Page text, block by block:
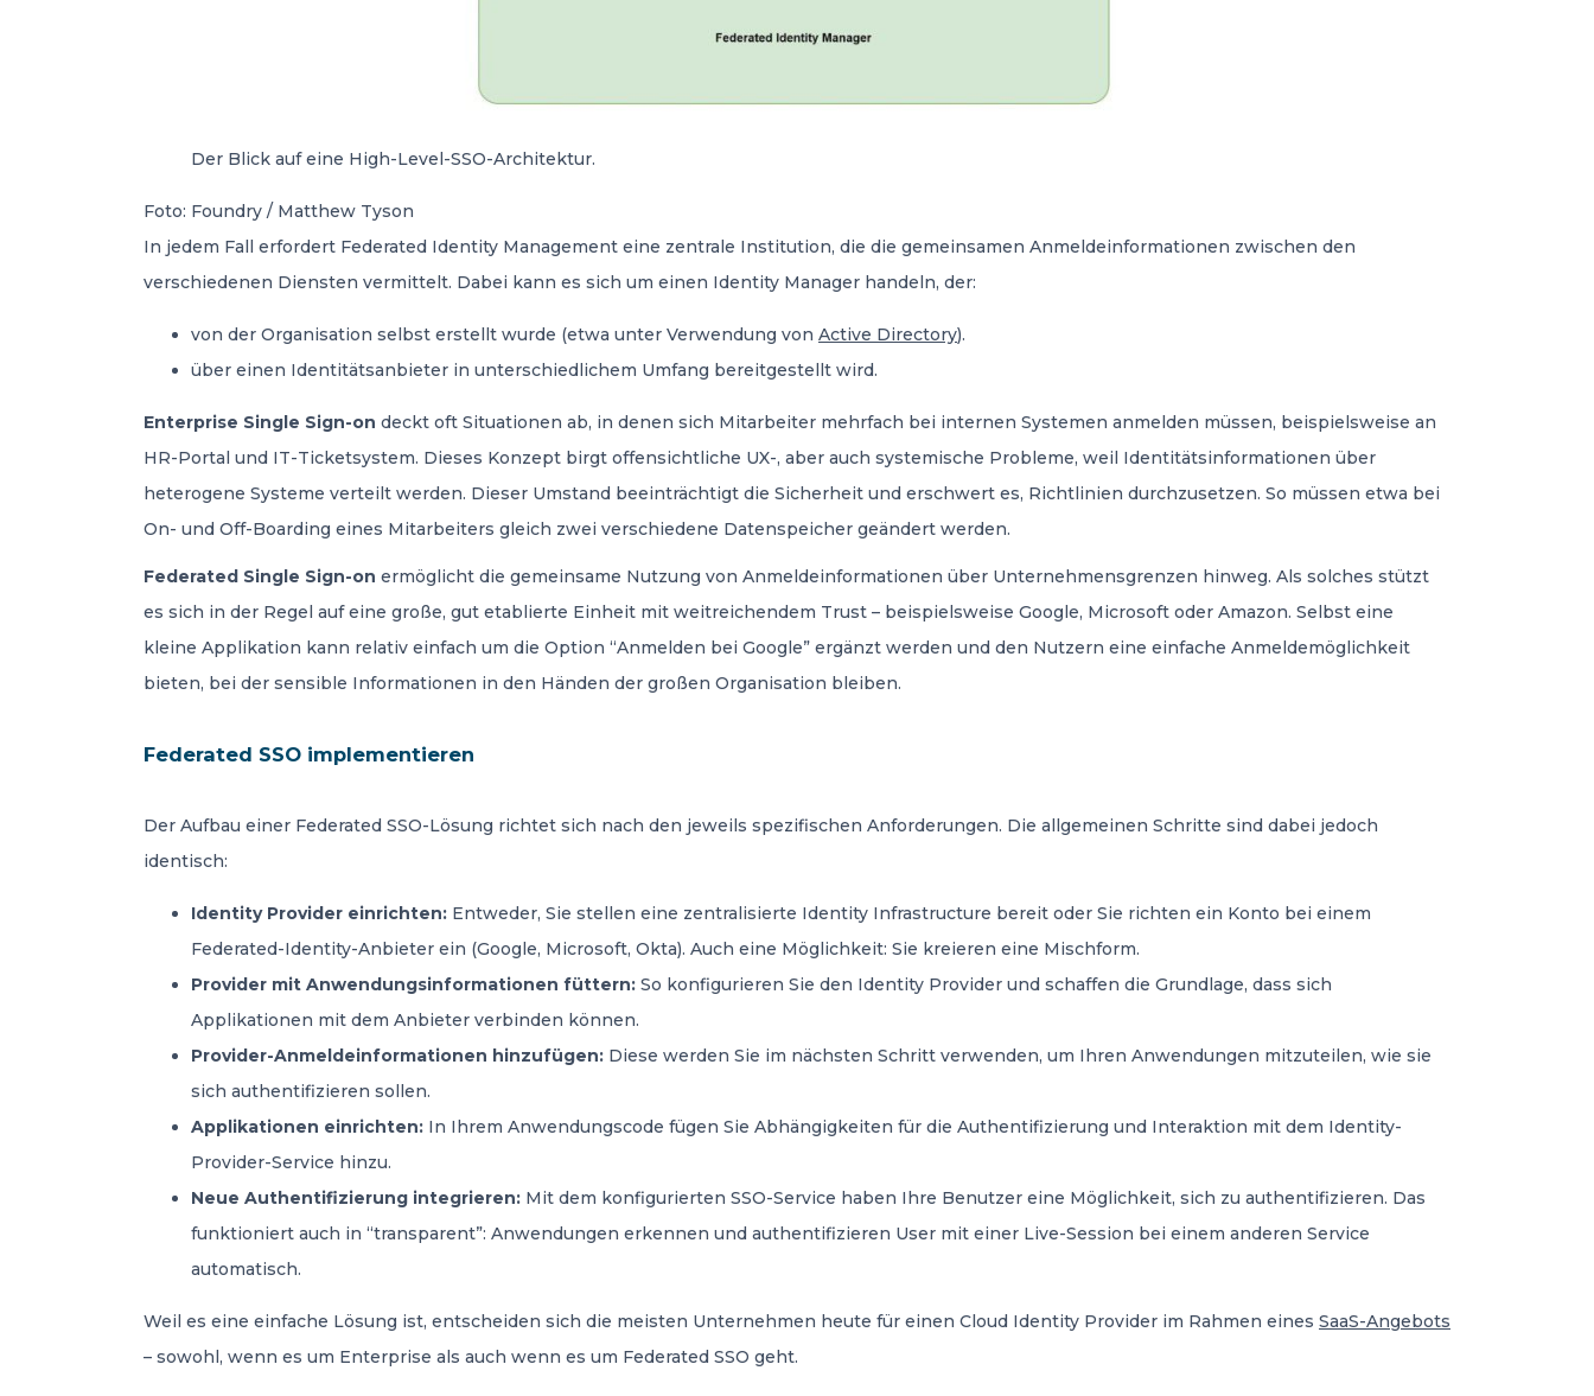
Der Blick auf eine High-Level-SSO-Architektur.
Foto: Foundry / Matthew Tyson
In jedem Fall erfordert Federated Identity Management eine zentrale Institution, die die gemeinsamen Anmeldeinformationen zwischen den
verschiedenen Diensten vermittelt. Dabei kann es sich um einen Identity Manager handeln, der:
von der Organisation selbst erstellt wurde (etwa unter Verwendung von Active Directory).
über einen Identitätsanbieter in unterschiedlichem Umfang bereitgestellt wird.
Enterprise Single Sign-on deckt oft Situationen ab, in denen sich Mitarbeiter mehrfach bei internen Systemen anmelden müssen, beispielsweise an
HR-Portal und IT-Ticketsystem. Dieses Konzept birgt offensichtliche UX-, aber auch systemische Probleme, weil Identitätsinformationen über
heterogene Systeme verteilt werden. Dieser Umstand beeinträchtigt die Sicherheit und erschwert es, Richtlinien durchzusetzen. So müssen etwa bei
On- und Off-Boarding eines Mitarbeiters gleich zwei verschiedene Datenspeicher geändert werden.
Federated Single Sign-on ermöglicht die gemeinsame Nutzung von Anmeldeinformationen über Unternehmensgrenzen hinweg. Als solches stützt
es sich in der Regel auf eine große, gut etablierte Einheit mit weitreichendem Trust – beispielsweise Google, Microsoft oder Amazon. Selbst eine
kleine Applikation kann relativ einfach um die Option “Anmelden bei Google” ergänzt werden und den Nutzern eine einfache Anmeldemöglichkeit
bieten, bei der sensible Informationen in den Händen der großen Organisation bleiben.
Federated SSO implementieren
Der Aufbau einer Federated SSO-Lösung richtet sich nach den jeweils spezifischen Anforderungen. Die allgemeinen Schritte sind dabei jedoch
identisch:
Identity Provider einrichten: Entweder, Sie stellen eine zentralisierte Identity Infrastructure bereit oder Sie richten ein Konto bei einem
Federated-Identity-Anbieter ein (Google, Microsoft, Okta). Auch eine Möglichkeit: Sie kreieren eine Mischform.
Provider mit Anwendungsinformationen füttern: So konfigurieren Sie den Identity Provider und schaffen die Grundlage, dass sich
Applikationen mit dem Anbieter verbinden können.
Provider-Anmeldeinformationen hinzufügen: Diese werden Sie im nächsten Schritt verwenden, um Ihren Anwendungen mitzuteilen, wie sie
sich authentifizieren sollen.
Applikationen einrichten: In Ihrem Anwendungscode fügen Sie Abhängigkeiten für die Authentifizierung und Interaktion mit dem Identity-
Provider-Service hinzu.
Neue Authentifizierung integrieren: Mit dem konfigurierten SSO-Service haben Ihre Benutzer eine Möglichkeit, sich zu authentifizieren. Das
funktioniert auch in “transparent”: Anwendungen erkennen und authentifizieren User mit einer Live-Session bei einem anderen Service
automatisch.
Weil es eine einfache Lösung ist, entscheiden sich die meisten Unternehmen heute für einen Cloud Identity Provider im Rahmen eines SaaS-Angebots
– sowohl, wenn es um Enterprise als auch wenn es um Federated SSO geht.